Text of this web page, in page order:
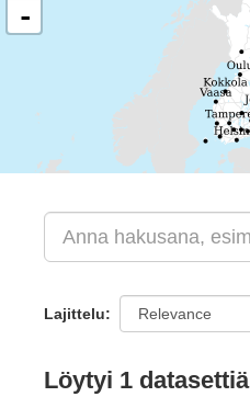
-
Lajittelu
Löytyi 1 datasettiä